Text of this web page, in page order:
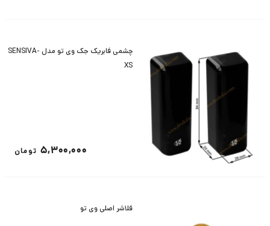
چشمی فابریک جک وی تو مدل SENSIVA-
XS
5,300,000 تومان
فلاشر اصلی وی تو